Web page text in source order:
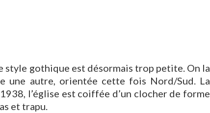
style gothique est désormais trop petite. On la
une autre, orientée cette fois Nord/Sud. La
l’église est coiffée d’un clocher de forme
et trapu.